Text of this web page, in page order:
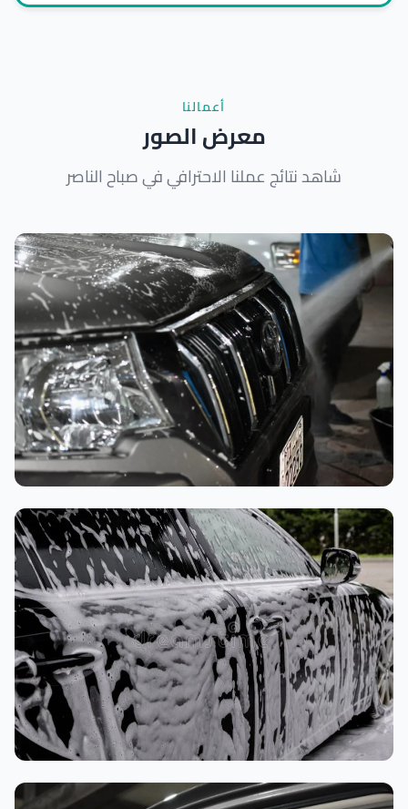
أعمالنا
معرض الصور
شاهد نتائج عملنا الاحترافي في صباح الناصر
تنظيف داخلي
غسيل رغوي